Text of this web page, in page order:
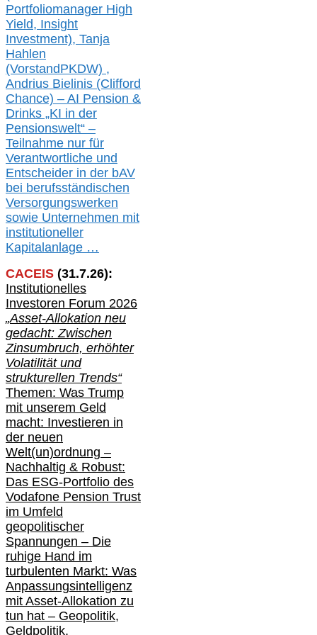
Portfoliomanager High
Yield, Insight
Investment), Tanja
Hahlen
(VorstandPKDW) ,
Andrius Bielinis (Clifford
Chance) – AI Pension &
Drinks „KI in der
Pensionswelt“ –
Teilnahme nur für
Verantwortliche und
Entscheider in der bAV
bei berufsständischen
Versorgungswerken
sowie Unternehmen mit
institutioneller
Kapitalanlage …
CACEIS (31.7.26):
Institutionelles
Investoren Forum 2026
„Asset-Allokation neu
gedacht: Zwischen
Zinsumbruch, erhöhter
Volatilität und
strukturellen Trends“
Themen: Was Trump
mit unserem Geld
macht: Investieren in
der neuen
Welt(un)ordnung –
Nachhaltig & Robust:
Das ESG-Portfolio des
Vodafone Pension Trust
im Umfeld
geopolitischer
Spannungen – Die
ruhige Hand im
turbulenten Markt: Was
Anpassungsintelligenz
mit Asset-Allokation zu
tun hat – Geopolitik,
Geldpolitik,